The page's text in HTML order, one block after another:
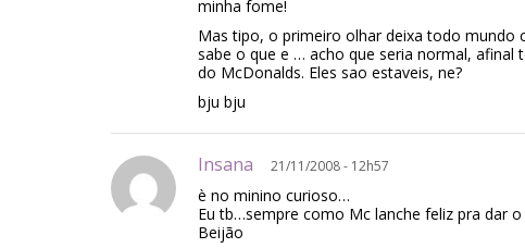
minha fome!
Mas tipo, o primeiro olhar deixa todo mundo
sabe o que e … acho que seria normal, afinal
do McDonalds. Eles sao estaveis, ne?
bju bju
Insana 21/11/2008 - 12h57
è no minino curioso…
Eu tb…sempre como Mc lanche feliz pra dar
Beijão